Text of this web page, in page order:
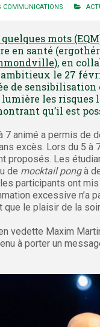
COMMUNICATIONS
mots
santé
), en
le 27
de
les risques
qu’il est
animé a permis de
excès. Lors du 5
proposés. Les
de mocktail pongà
participants ont
excessive n’a
le plaisir de la
vedette Maxim
à porter un